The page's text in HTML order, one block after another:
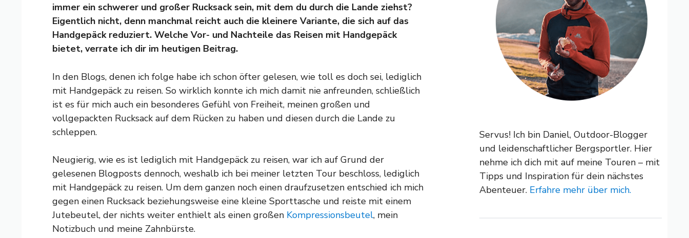
immer ein schwerer und großer Rucksack sein, mit dem du durch die Lande ziehst?
Eigentlich nicht, denn manchmal reicht auch die kleinere Variante, die sich auf das
Handgepäck reduziert. Welche Vor- und Nachteile das Reisen mit Handgepäck
bietet, verrate ich dir im heutigen Beitrag.
In den Blogs, denen ich folge habe ich schon öfter gelesen, wie toll es doch sei, lediglich
mit Handgepäck zu reisen. So wirklich konnte ich mich damit nie anfreunden, schließlich
ist es für mich auch ein besonderes Gefühl von Freiheit, meinen großen und
vollgepackten Rucksack auf dem Rücken zu haben und diesen durch die Lande zu
schleppen.
Neugierig, wie es ist lediglich mit Handgepäck zu reisen, war ich auf Grund der
gelesenen Blogposts dennoch, weshalb ich bei meiner letzten Tour beschloss, lediglich
mit Handgepäck zu reisen. Um dem ganzen noch einen draufzusetzen entschied ich mich
gegen einen Rucksack beziehungsweise eine kleine Sporttasche und reiste mit einem
Jutebeutel, der nichts weiter enthielt als einen großen Kompressionsbeutel, mein
Notizbuch und meine Zahnbürste.
Servus! Ich bin Daniel, Outdoor-Blogger
und leidenschaftlicher Bergsportler. Hier
nehme ich dich mit auf meine Touren – mit
Tipps und Inspiration für dein nächstes
Abenteuer. Erfahre mehr über mich.